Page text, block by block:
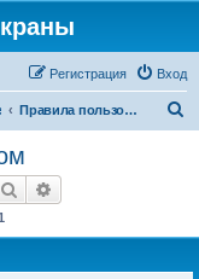
Вход
Регистрация
Правила пользования форумом
Поиск